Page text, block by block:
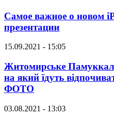
Самое важное о новом
презентации
15.09.2021 - 15:05
Житомирське
на який їдуть
ФОТО
03.08.2021 - 13:03